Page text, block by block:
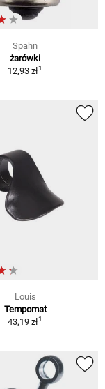
Spahn
żarówki
12,93 zł1
Louis
Tempomat
43,19 zł1